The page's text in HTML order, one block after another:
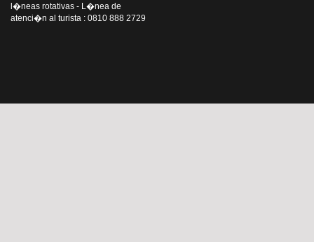
l�neas rotativas - L�nea de
atenci�n al turista : 0810 888 2729